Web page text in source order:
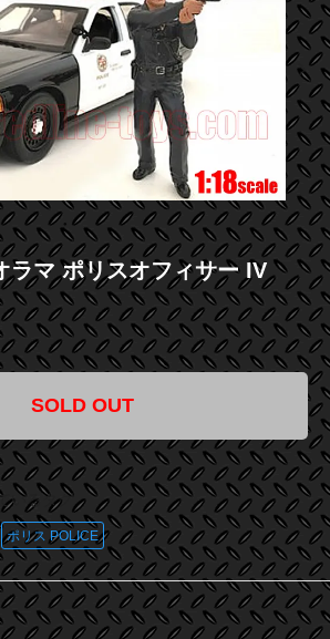
ラマ ポリスオフィサー IV
SOLD OUT
いるタグ
ポリス POLICE